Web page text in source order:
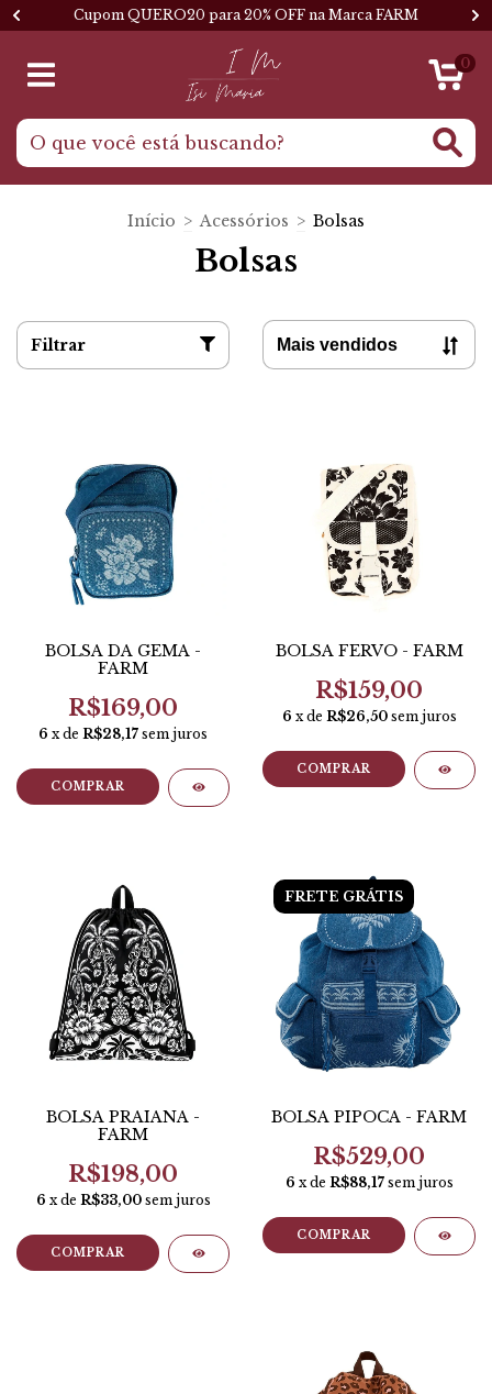
Cupom QUERO20 para 20% OFF na Marca FARM
0
Início > Acessórios > Bolsas
Bolsas
Filtrar
BOLSA DA GEMA -
FARM
R$169,00
6 x de R$28,17 sem juros
COMPRAR
BOLSA FERVO - FARM
R$159,00
6 x de R$26,50 sem juros
COMPRAR
BOLSA PRAIANA -
FARM
R$198,00
6 x de R$33,00 sem juros
COMPRAR
FRETE GRÁTIS
BOLSA PIPOCA - FARM
R$529,00
6 x de R$88,17 sem juros
COMPRAR